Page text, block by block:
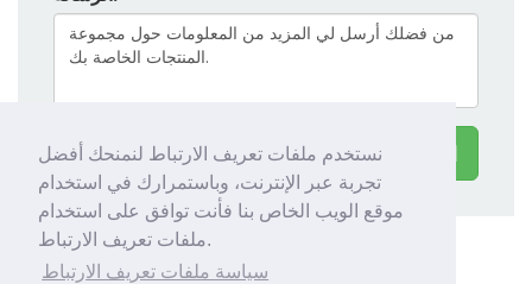
نستخدم ملفات تعريف الارتباط لنمنحك أفضل
تجربة عبر الإنترنت، وباستمرارك في استخدام
موقع الويب الخاص بنا فأنت توافق على استخدام
ملفات تعريف الارتباط.
سياسة ملفات تعريف الارتباط
British Band Instrument Company Limited اتصال